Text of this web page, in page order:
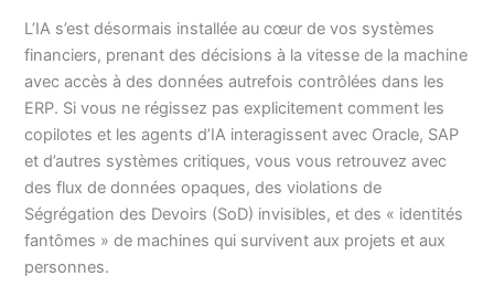
L’IA s’est désormais installée au cœur de vos systèmes
financiers, prenant des décisions à la vitesse de la machine
avec accès à des données autrefois contrôlées dans les
ERP. Si vous ne régissez pas explicitement comment les
copilotes et les agents d’IA interagissent avec Oracle, SAP
et d’autres systèmes critiques, vous vous retrouvez avec
des flux de données opaques, des violations de
Ségrégation des Devoirs (SoD) invisibles, et des « identités
fantômes » de machines qui survivent aux projets et aux
personnes.